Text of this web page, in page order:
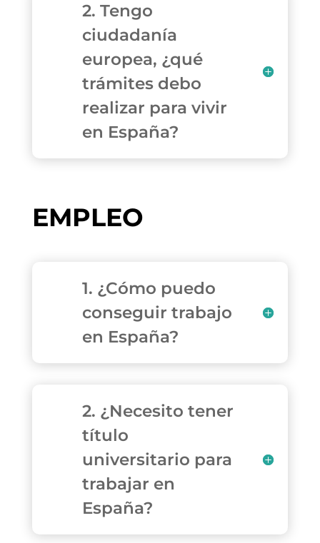
2. Tengo
ciudadanía
europea, ¿qué
trámites debo
realizar para vivir
en España?
EMPLEO
1. ¿Cómo puedo
conseguir trabajo
en España?
2. ¿Necesito tener
título
universitario para
trabajar en
España?